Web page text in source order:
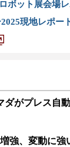
ボット展会場
現地レポー
ダがプレス自
強、変動に強